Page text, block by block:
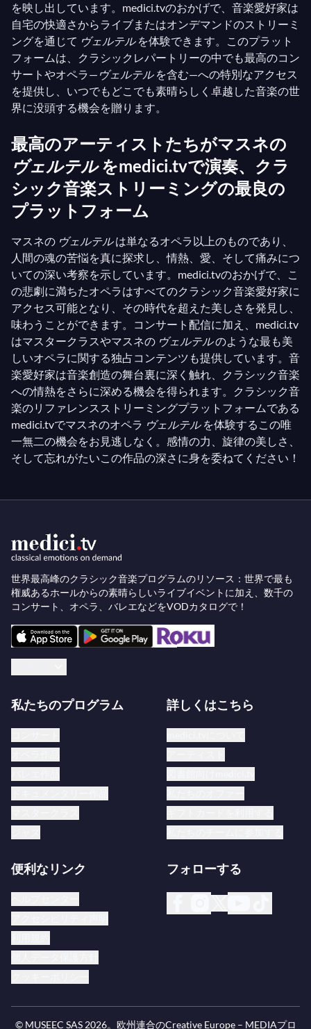
を映し出しています。medici.tvのおかげで、音楽愛好家は
自宅の快適さからライブまたはオンデマンドのストリーミ
ングを通じて ヴェルテルを体験できます。このプラット
フォームは、クラシックレパートリーの中でも最高のコン
サートやオペラ— ヴェルテルを含む—への特別なアクセス
を提供し、いつでもどこでも素晴らしく卓越した音楽の世
界に没頭する機会を贈ります。
最高のアーティストたちがマスネの
ヴェルテルをmedici.tvで演奏、クラ
シック音楽ストリーミングの最良の
プラットフォーム
マスネの ヴェルテルは単なるオペラ以上のものであり、
人間の魂の苦悩を真に探求し、情熱、愛、そして痛みにつ
いての深い考察を示しています。medici.tvのおかげで、こ
の悲劇に満ちたオペラはすべてのクラシック音楽愛好家に
アクセス可能となり、その時代を超えた美しさを発見し、
味わうことができます。コンサート配信に加え、medici.tv
はマスタークラスやマスネの ヴェルテルのような最も美
しいオペラに関する独占コンテンツも提供しています。音
楽愛好家は音楽創造の舞台裏に深く触れ、クラシック音楽
への情熱をさらに深める機会を得られます。クラシック音
楽のリファレンスストリーミングプラットフォームである
medici.tvでマスネのオペラ ヴェルテルを体験するこの唯
一無二の機会をお見逃しなく。感情の力、旋律の美しさ、
そして忘れがたいこの作品の深さに身を委ねてください！
世界最高峰のクラシック音楽プログラムのリソース：世界で最も
権威あるホールからの素晴らしいライブイベントに加え、数千の
コンサート、オペラ、バレエなどをVODカタログで！
私たちのプログラム 詳しくはこちら
便利なリンク フォローする
© MUSEEC SAS 2026。欧州連合のCreative Europe – MEDIAプロ